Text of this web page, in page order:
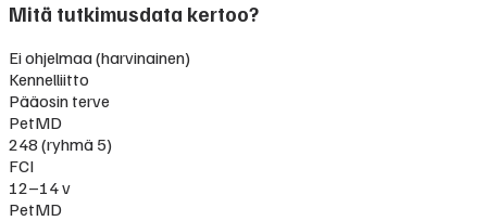
Mitä tutkimusdata kertoo?
Ei ohjelmaa (harvinainen)
Kennelliitto
Pääosin terve
PetMD
248 (ryhmä 5)
FCI
12–14 v
PetMD